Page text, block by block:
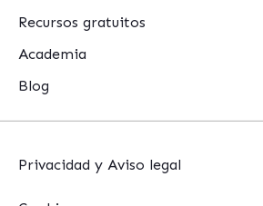
Recursos gratuitos
Academia
Blog
Privacidad y Aviso legal